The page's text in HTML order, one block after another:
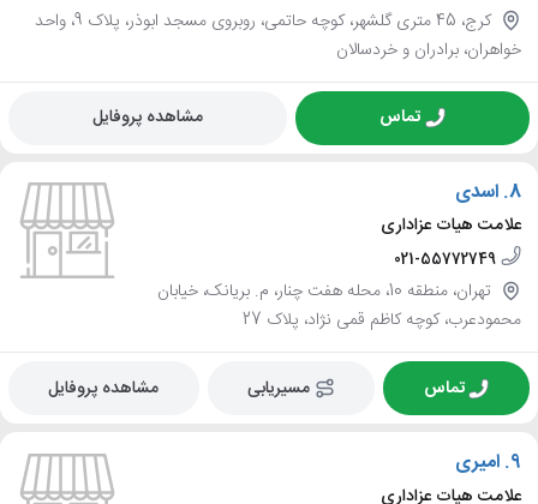
کرج، 45 متری گلشهر، کوچه حاتمی، روبروی مسجد ابوذر، پلاک 9، واحد
خواهران، برادران و خردسالان
تماس مشاهده پروفایل
8. اسدی
علامت هیات عزاداری
021-55772749
تهران، منطقه 10، محله هفت چنار، م. بریانک، خیابان
محمودعرب، کوچه کاظم قمی نژاد، پلاک 27
تماس مسیریابی مشاهده پروفایل
9. امیری
علامت هیات عزاداری